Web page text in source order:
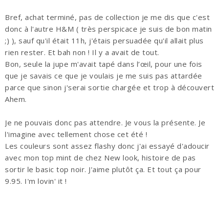
Bref, achat terminé, pas de collection je me dis que c'est
donc à l'autre H&M ( très perspicace je suis de bon matin
;) ), sauf qu'il était 11h, j'étais persuadée qu'il allait plus
rien rester. Et bah non ! Il y a avait de tout.
Bon, seule la jupe m'avait tapé dans l’œil, pour une fois
que je savais ce que je voulais je me suis pas attardée
parce que sinon j'serai sortie chargée et trop à découvert
Ahem.
Je ne pouvais donc pas attendre. Je vous la présente. Je
l'imagine avec tellement chose cet été !
Les couleurs sont assez flashy donc j'ai essayé d'adoucir
avec mon top mint de chez New look, histoire de pas
sortir le basic top noir. J'aime plutôt ça. Et tout ça pour
9.95. I'm lovin' it !